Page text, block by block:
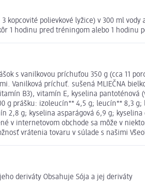
kopcovité polievkové lyžice) v 300 ml
1 hodinu pred tréningom alebo 1
s vanilkovou príchuťou 350 g (cca 11
Vanilková príchuť. sušená MLIEČNA
B3), vitamín E, kyselina
g prášku: izoleucín** 4,5 g; leucín**
g; kyselina asparágová 6,9 g;
v internetovom obchode sa môže v
vrátenia tovaru v súlade s našimi
deriváty Obsahuje Sója a jej deriváty